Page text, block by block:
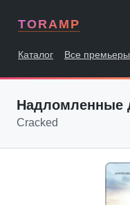
TORAMP
Каталог Все премьеры
Надломленные
Cracked